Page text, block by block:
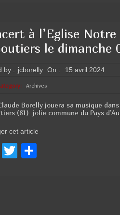
à l’Eglise
le dimanche
by : jcborelly On : 15 avril 2024
Archives
Borelly jouera sa musique
(61) jolie commune du Pays
cet article
T P